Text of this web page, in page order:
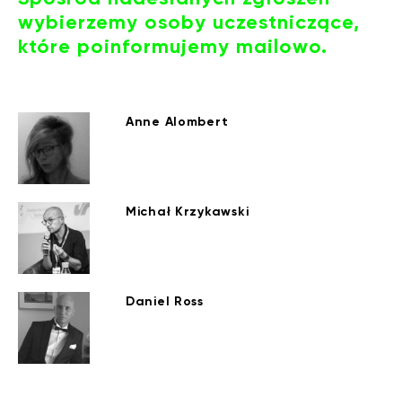
wybierzemy osoby uczestniczące,
które poinformujemy mailowo.
Anne Alombert
Michał Krzykawski
Daniel Ross